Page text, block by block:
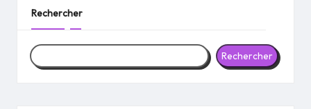
Rechercher
Rechercher